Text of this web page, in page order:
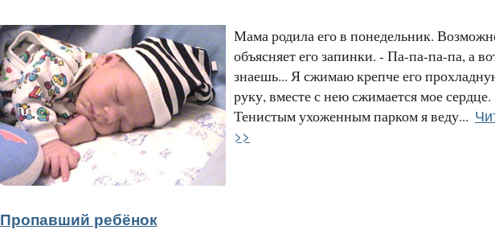
Мама родила его в понедельник.
объясняет его запинки. - Па-па-па-па, а
знаешь... Я сжимаю крепче его
руку, вместе с нею сжимается мое сердце.
Тенистым ухоженным парком я веду...
>>
Пропавший ребёнок